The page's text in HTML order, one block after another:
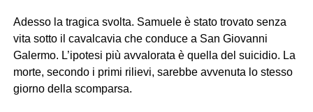
Adesso la tragica svolta. Samuele è stato trovato senza
vita sotto il cavalcavia che conduce a San Giovanni
Galermo. L’ipotesi più avvalorata è quella del suicidio. La
morte, secondo i primi rilievi, sarebbe avvenuta lo stesso
giorno della scomparsa.